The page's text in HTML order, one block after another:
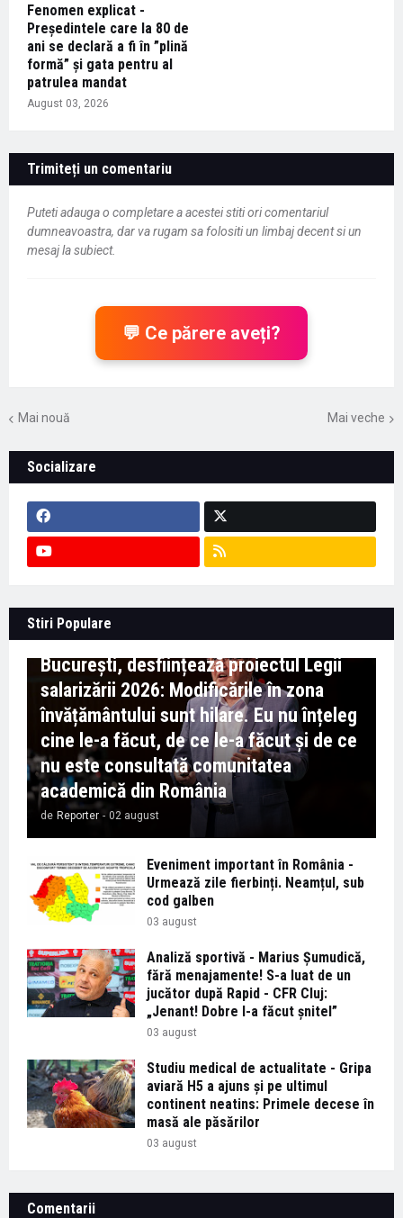
Fenomen explicat -
Președintele care la 80 de
ani se declară a fi în ”plină
formă” și gata pentru al
patrulea mandat
August 03, 2026
Trimiteți un comentariu
Puteti adauga o completare a acestei stiti ori comentariul
dumneavoastra, dar va rugam sa folositi un limbaj decent si un
mesaj la subiect.
💬 Ce părere aveți?
Mai nouă Mai veche
Socializare
Stiri Populare
Context important pentru educație -
Marian Preda, rectorul Universității din
București, desființează proiectul Legii
salarizării 2026: Modificările în zona
învățământului sunt hilare. Eu nu înțeleg
cine le-a făcut, de ce le-a făcut și de ce
nu este consultată comunitatea
academică din România
de Reporter - 02 august
Eveniment important în România -
Urmează zile fierbinți. Neamțul, sub
cod galben
03 august
Analiză sportivă - Marius Șumudică,
fără menajamente! S-a luat de un
jucător după Rapid - CFR Cluj:
„Jenant! Dobre l-a făcut șnitel”
03 august
Studiu medical de actualitate - Gripa
aviară H5 a ajuns și pe ultimul
continent neatins: Primele decese în
masă ale păsărilor
03 august
Comentarii